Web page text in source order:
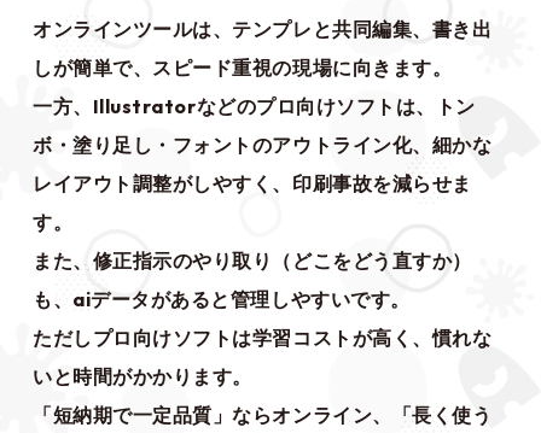
オンラインツールは、テンプレと共同編集、書き出
しが簡単で、スピード重視の現場に向きます。
一方、Illustratorなどのプロ向けソフトは、トン
ボ・塗り足し・フォントのアウトライン化、細かな
レイアウト調整がしやすく、印刷事故を減らせま
す。
また、修正指示のやり取り（どこをどう直すか）
も、aiデータがあると管理しやすいです。
ただしプロ向けソフトは学習コストが高く、慣れな
いと時間がかかります。
「短納期で一定品質」ならオンライン、「長く使う